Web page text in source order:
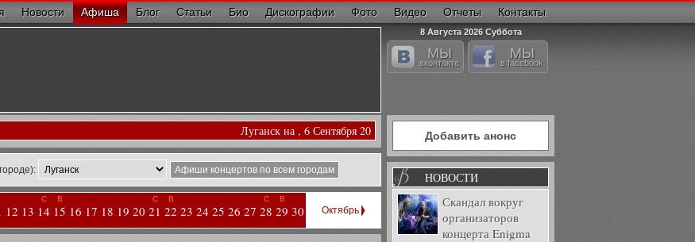
Новости Афиша Блог Статьи Био Дискографии Фото Видео Отчеты Контакты
8 Августа 2026 Суббота
МЫ
вконтакте
МЫ
в facebook
Луганск на , 6 Сентября 20
Афиши концертов по всем городам
12 13
С
14
В
15 16 17 18 19 20
С
21
В
22 23 24 25 26 27
С
28
В
29 30 Октябрь
Добавить анонс
НОВОСТИ
Скандал вокруг
организаторов
концерта Enigma